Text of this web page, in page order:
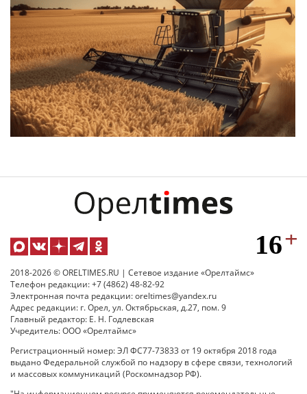
2018-2026 © ORELTIMES.RU | Сетевое издание «Орелтаймс»
Телефон редакции: +7 (4862) 48-82-92
Электронная почта редакции: oreltimes@yandex.ru
Адрес редакции: г. Орел, ул. Октябрьская, д.27, пом. 9
Главный редактор: Е. Н. Годлевская
Учредитель: ООО «Орелтаймс»
Регистрационный номер: ЭЛ ФС77-73833 от 19 октября 2018 года
выдано Федеральной службой по надзору в сфере связи, технологий
и массовых коммуникаций (Роскомнадзор РФ).